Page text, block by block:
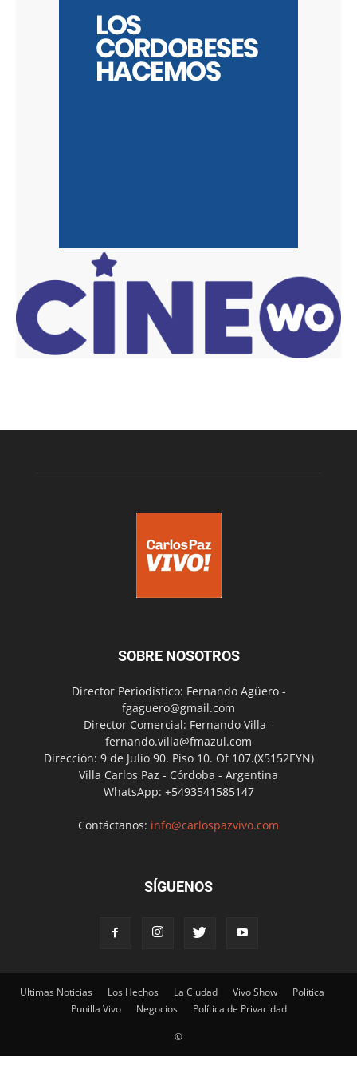
SOBRE NOSOTROS
Director Periodístico: Fernando Agüero -
fgaguero@gmail.com
Director Comercial: Fernando Villa -
fernando.villa@fmazul.com
Dirección: 9 de Julio 90. Piso 10. Of 107.(X5152EYN)
Villa Carlos Paz - Córdoba - Argentina
WhatsApp: +5493541585147
Contáctanos: info@carlospazvivo.com
SÍGUENOS
Ultimas Noticias Los Hechos La Ciudad Vivo Show
Política
Punilla Vivo
Negocios Política de Privacidad
©